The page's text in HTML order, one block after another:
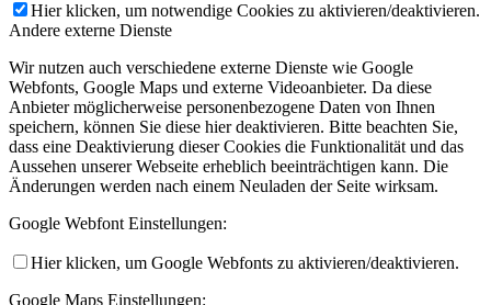
Hier klicken, um notwendige Cookies zu aktivieren/deaktivieren.
Andere externe Dienste
Wir nutzen auch verschiedene externe Dienste wie Google
Webfonts, Google Maps und externe Videoanbieter. Da diese
Anbieter möglicherweise personenbezogene Daten von Ihnen
speichern, können Sie diese hier deaktivieren. Bitte beachten Sie,
dass eine Deaktivierung dieser Cookies die Funktionalität und das
Aussehen unserer Webseite erheblich beeinträchtigen kann. Die
Änderungen werden nach einem Neuladen der Seite wirksam.
Google Webfont Einstellungen:
Hier klicken, um Google Webfonts zu aktivieren/deaktivieren.
Google Maps Einstellungen: